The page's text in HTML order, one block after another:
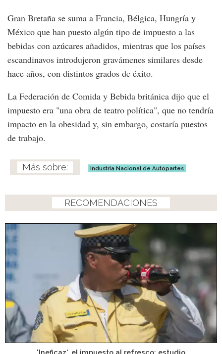
Gran Bretaña se suma a Francia, Bélgica, Hungría y
México que han puesto algún tipo de impuesto a las
bebidas con azúcares añadidos, mientras que los países
escandinavos introdujeron gravámenes similares desde
hace años, con distintos grados de éxito.
La Federación de Comida y Bebida británica dijo que el
impuesto era "una obra de teatro política", que no tendría
impacto en la obesidad y, sin embargo, costaría puestos
de trabajo.
Industria Nacional de Autopartes
RECOMENDACIONES